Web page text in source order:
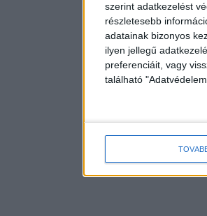
szerint adatkezelést
részletesebb
adatainak bizonyos
ilyen jellegű
preferenciáit, vagy
található